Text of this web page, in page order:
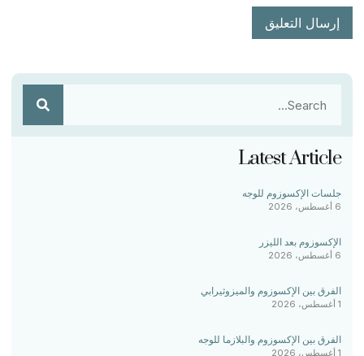
Latest Article
جلسات الإكسوزوم للوجه
6 أغسطس، 2026
الإكسوزوم بعد الليزر
6 أغسطس، 2026
الفرق بين الإكسوزوم والميزوثيرابي
1 أغسطس، 2026
الفرق بين الإكسوزوم والبلازما للوجه
1 أغسطس، 2026